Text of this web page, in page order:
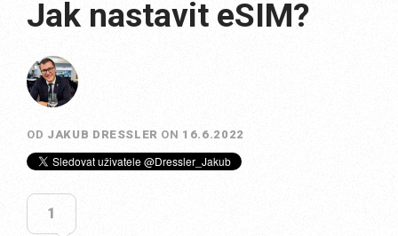
Jak nastavit eSIM?
OD JAKUB DRESSLER ON 16.6.2022
1